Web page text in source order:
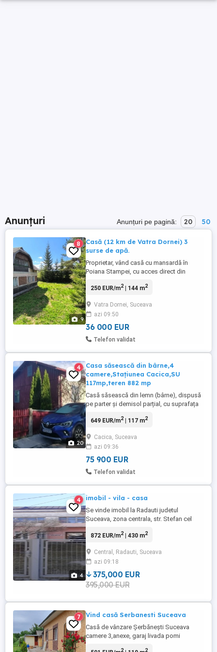
Anunțuri Anunțuri pe pagină: 20 50
9
8
Casă (12 km de Vatra Dornei) 3
surse de apă.
Proprietar, vând casă cu mansardă în
Poiana Stampei, cu acces direct din
parter + living și cameră la etaj
cu grădină și livadă proprie. Utilități &
Anexe: Apă potabilă la îndemână (sursă
proprie + rețea primărie), garaj ...
250 EUR/m2| 144 m2
Vatra Dornei, Suceava
azi 09:50
36 000 EUR
Telefon validat
20
4
Casa săsească din bârne,4
camere,Stațiunea Cacica,SU
117mp,teren 882 mp
Casă săsească din lemn (bârne), dispusă
pe parter și demisol parțial, cu suprafața
construită desfășurată de 156 mp,
Stațiunea Turistică Cacica (central),
compartimentată astfel: -demisol parțial:
hol de acces (7,6 mp), baie ...
649 EUR/m2| 117 m2
Cacica, Suceava
azi 09:36
75 900 EUR
Telefon validat
4
4 imobil - vila - casa
Se vinde imobil la Radauti judetul
Suceava, zona centrala, str. Stefan cel
perfect functionale. -suprafata utila 430,
constructie din caramida. -375000 euro
872 EUR/m2| 430 m2
Central, Radauti, Suceava
azi 09:18
375,000 EUR
395,000 EUR
7 Vind casă Serbanesti Suceava
Casă de vânzare Șerbănești Suceava
camere 3,anexe, garaj livada pomi
2 2